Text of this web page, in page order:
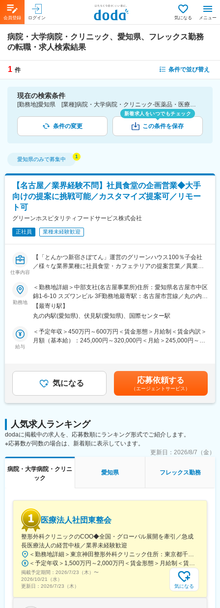
会員登録 ログイン 気になる メニュー
病院・大学病院・クリニック、愛知県、フレックス勤務
の転職・求人検索結果
1 件 条件で並び替え
現在の検索条件
[勤務地]愛知県 [業種]病院・大学病院・クリニック-医薬品・医療機器・ライフサイエンス・医療系サービス [詳細条件](休日・働き方)フレックス勤務
条件の変更
新着求人をいつでもチェック
この条件を保存
愛知県のみで募集中
【名古屋／業界経験不問】社員食堂の企画営業◆大手
向けの提案に挑戦可能／カスタマイズ提案可／リモー
ト可
グリーンホスピタリティフードサービス株式会社
正社員 業種未経験歓迎
仕事内容
【「とんかつ新宿さぼてん」運営のグリーンハウス100％子会社
／様々な業界業種に社員食堂・カフェテリアの提案営業／異業界
■募集背景
当社はグリーンハウスグループとして、ビジネス＆インダストリ
ー領域の社員食堂・カフェテリアの委託運営を展開しています。
需要拡大に伴い、新規営業を担う営業開発部門を増強するための
募集です。
受注後の運営は専門の運営部隊がいるため、お客様への提案に専
念できる組織体制です。
応 8割
└テレマーケティング 2割
・クライアントとの商談
└社員食堂開設に当たり、「どのようなメニューにしたい？どん
す。
・社内関係部署との企画立案
└営業部隊、サポート部隊、管理栄養士、アフターフォロー部
ご契約を頂くまでに説明会＆試食会を重ねていきます。平均4～5
社程度で競合となります。
■魅力ポイント
・フランチャイズのようなメニュー固定がなく、メニューを含め
た提案が可能です。
・社食を持っている企業向けの提案のため、顧客先はプライム上
場企業などの超大手を担当することも多く、スキルアップが可能
です。
勤務地
＜勤務地詳細＞中部支社(名古屋事業所)住所：愛知県名古屋市中区
錦1-6-10 スズワンビル 3F勤務地最寄駅：名古屋市営線／丸の内駅
受動喫煙対策：屋内喫煙可能場所あり変更の範囲：会社の定める
事業所（リモートワーク含む）
【最寄り駅】
丸の内駅(愛知県)、伏見駅(愛知県)、国際センター駅
給与
＜予定年収＞450万円～600万円＜賃金形態＞月給制＜賃金内訳＞
月額（基本給）：245,000円～320,000円＜月給＞245,000円～
認ください ※時間超過分は計算支給）※スキル・ご経験に応じて
決定します※管理監督者としての採用の場合は、残業手当・休日手
当の支給はなし（職務手当にて支給）賃金はあくまでも目安の金
額であり、選考を通じて上下する可能性があります。月給(月額)は
気になる 応募依頼する
（エージェントサービス）
人気求人ランキング
dodaに掲載中の求人を、応募数順にランキング形式でご紹介します。
※応募数が同数の場合は、新着順に表示しています。
更新日： 2026/8/7（金）
病院・大学病院・クリニ
ック
愛知県 フレックス勤務
医療法人社団東整会
整形外科クリニックのCOO◆全国・グローバル展開を牽引／急成
長医療法人の経営中核／業界未経験歓迎
＜勤務地詳細＞東京神田整形外科クリニック住所：東京都千代田区鍛冶町2丁目8-6 メディカルプライム神田3F勤務地最寄駅：JR山手線／神田駅受動喫煙対策：屋内全面禁煙変更の範囲：会社の定める事業所
＜予定年収＞1,500万円～2,000万円＜賃金形態＞月給制＜賃金内訳＞月額（基本給）：1,200,000円～1,500,000円＜月給＞1,200,000円～1,500,000円＜昇給有無＞有＜残業手当＞有＜給与補足＞※経験やスキルを考慮して決定します。■昇給：年1回■賞与：年2回賃金はあくまでも目安の金額であり、選考を通じて上下する可能性があります。月給(月額)は固定手当を含めた表記です。
掲載予定期間： 2026/7/23（木） 〜
2026/10/21（水）
更新日： 2026/7/23（木） 気になる